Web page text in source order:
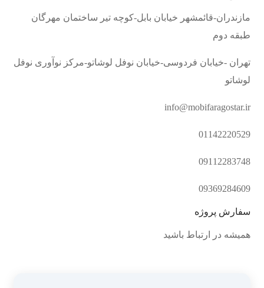
مازندران-قائمشهر خیابان بابل-کوچه تیر ساختمان مهرگان
طبقه دوم
تهران -خیابان فردوسی-خیابان نوفل لوشاتو-مرکز نوآوری نوفل
لوشاتو
info@mobifaragostar.ir
01142220529
09112283748
09369284609
سفارش پروژه
همیشه در ارتباط باشید